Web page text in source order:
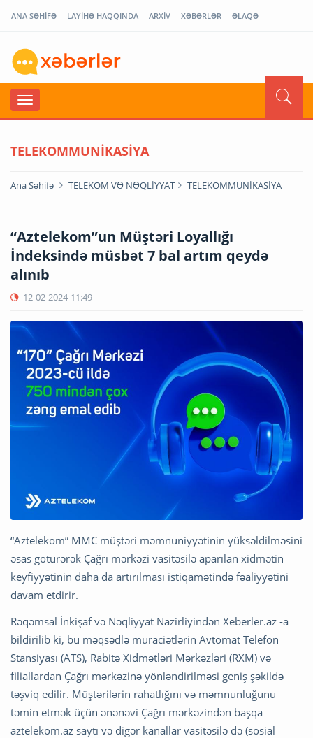
ANA SƏHİFƏ LAYİHƏ HAQQINDA ARXİV XƏBƏRLƏR ƏLAQƏ
TELEKOMMUNİKASİYA
Ana Səhifə TELEKOM VƏ NƏQLİYYAT TELEKOMMUNİKASİYA
“Aztelekom”un Müştəri Loyallığı
İndeksində müsbət 7 bal artım qeydə
alınıb
12-02-2024 11:49
“Aztelekom” MMC müştəri məmnuniyyətinin yüksəldilməsini
əsas götürərək Çağrı mərkəzi vasitəsilə aparılan xidmətin
keyfiyyətinin daha da artırılması istiqamətində fəaliyyətini
davam etdirir.
Rəqəmsal İnkişaf və Nəqliyyat Nazirliyindən Xeberler.az -a
bildirilib ki, bu məqsədlə müraciətlərin Avtomat Telefon
Stansiyası (ATS), Rabitə Xidmətləri Mərkəzləri (RXM) və
filiallardan Çağrı mərkəzinə yönləndirilməsi geniş şəkildə
təşviq edilir. Müştərilərin rahatlığını və məmnunluğunu
təmin etmək üçün ənənəvi Çağrı mərkəzindən başqa
aztelekom.az saytı və digər kanallar vasitəsilə də (sosial